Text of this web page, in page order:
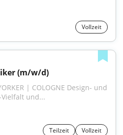
Vollzeit
(m/w/d)
| COLOGNE Design- und
und...
Teilzeit Vollzeit